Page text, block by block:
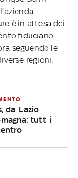
è in attesa dei
fiduciario
seguendo le
regioni.
dal Lazio
tutti i